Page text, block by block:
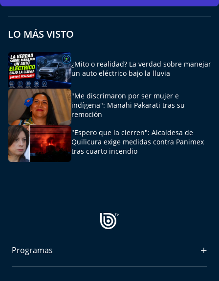
Efemérides
Cultura y Espectáculos
Del Fin del Mundo
Deportes
Conexión Digital
La Ruta del Pulsar
Psicología Abierta
LO MÁS VISTO
¿Mito o realidad? La verdad sobre manejar
un auto eléctrico bajo la lluvia
"Me discrimaron por ser mujer e
indígena": Manahi Pakarati tras su
remoción
"Espero que la cierren": Alcaldesa de
Quilicura exige medidas contra Panimex
tras cuarto incendio
Programas